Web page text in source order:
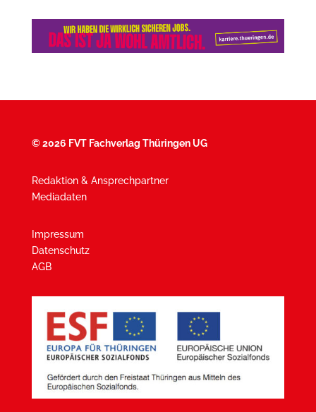
©2026 FVT Fachverlag Thüringen UG
Redaktion & Ansprechpartner
Mediadaten
Impressum
Datenschutz
AGB